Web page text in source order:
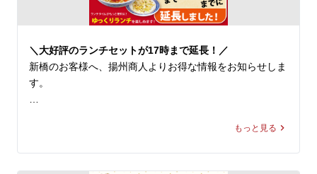
食材が口の中で重層的な旨味と、食感の楽しさを引き立て
ます。
こんもりと盛られた具材をくずしながら、麺・スープと絡
めて食べるとお箸が止まらなくなること間違いなし。喉越
しもよく、清涼感溢れる一杯は、暑い季節にピッタリで
す！
※当店の冷し麺でお選びいただける麺の種類は【柳麺(細
また【+250円で大盛り】もできます。
＼大好評のランチセットが17時まで延長！／
新橋のお客様へ、揚州商人よりお得な情報をお知らせしま
す。
揚州商人の「まる得ランチセット」。ご好評につき、本日
もっと見る